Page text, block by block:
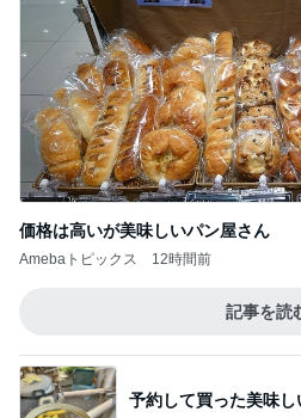
価格は高いが美味しいパン屋さん
Amebaトピックス 12時間前
記事を読
予約して買った美味し